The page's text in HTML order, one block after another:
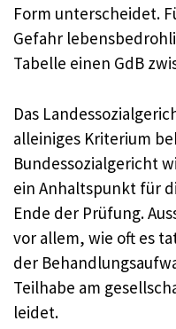
Form unterscheidet.
Gefahr
Tabelle einen GdB
Das
alleiniges Kriterium
Bundessozialgericht
ein Anhaltspunkt für
Ende der Prüfung.
vor allem, wie oft es
der
Teilhabe am
leidet.